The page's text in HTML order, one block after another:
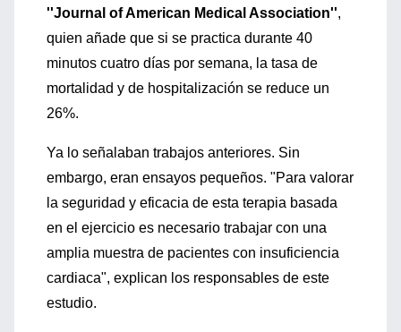
''Journal of American Medical Association'',
quien añade que si se practica durante 40
minutos cuatro días por semana, la tasa de
mortalidad y de hospitalización se reduce un
26%.
Ya lo señalaban trabajos anteriores. Sin
embargo, eran ensayos pequeños. "Para valorar
la seguridad y eficacia de esta terapia basada
en el ejercicio es necesario trabajar con una
amplia muestra de pacientes con insuficiencia
cardiaca", explican los responsables de este
estudio.